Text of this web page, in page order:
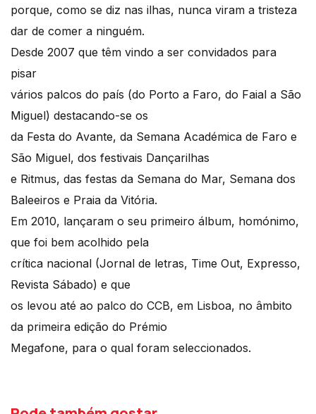
porque, como se diz nas ilhas, nunca viram a tristeza
dar de comer a ninguém.
Desde 2007 que têm vindo a ser convidados para
pisar
vários palcos do país (do Porto a Faro, do Faial a São
Miguel) destacando-se os
da Festa do Avante, da Semana Académica de Faro e
São Miguel, dos festivais Dançarilhas
e Ritmus, das festas da Semana do Mar, Semana dos
Baleeiros e Praia da Vitória.
Em 2010, lançaram o seu primeiro álbum, homónimo,
que foi bem acolhido pela
crítica nacional (Jornal de letras, Time Out, Expresso,
Revista Sábado) e que
os levou até ao palco do CCB, em Lisboa, no âmbito
da primeira edição do Prémio
Megafone, para o qual foram seleccionados.